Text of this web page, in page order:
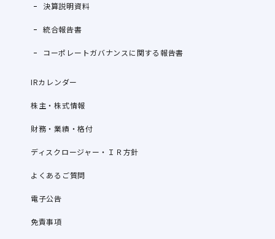
決算説明資料
統合報告書
コーポレートガバナンスに関する報告書
IRカレンダー
株主・株式情報
財務・業績・格付
ディスクロージャー・ＩＲ方針
よくあるご質問
電子公告
免責事項